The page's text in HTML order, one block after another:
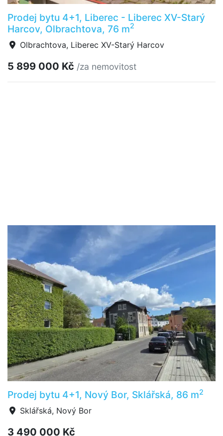
Prodej bytu 4+1, Liberec - Liberec XV-Starý
Harcov, Olbrachtova, 76 m2
Olbrachtova, Liberec XV-Starý Harcov
5 899 000 Kč /za nemovitost
Prodej bytu 4+1, Nový Bor, Sklářská, 86 m2
Sklářská, Nový Bor
3 490 000 Kč